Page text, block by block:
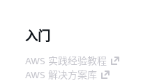
入门
AWS 实践经验教程
AWS 解决方案库